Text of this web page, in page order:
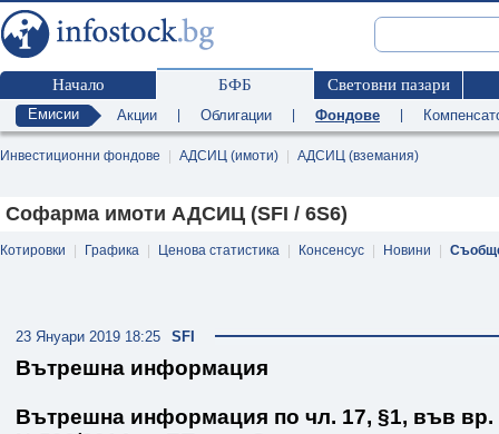
Начало БФБ Световни пазари
Емисии Акции Облигации Фондове
Инвестиционни фондове АДСИЦ (имоти) АДСИЦ (вземания)
Софарма имоти АДСИЦ (SFI / 6S6)
Котировки Графика Ценова статистика Консенсус Новини
SFI
23 Януари 2019 18:25
Вътрешна информация
Вътрешна информация по чл. 17, §1, във вр.